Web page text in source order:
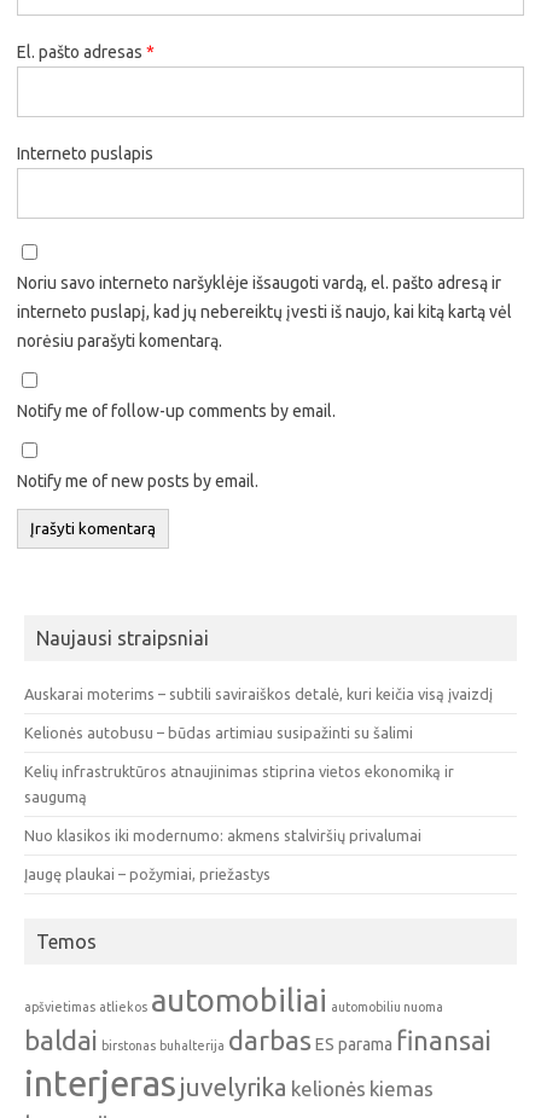
El. pašto adresas *
Interneto puslapis
Noriu savo interneto naršyklėje išsaugoti vardą, el. pašto adresą ir
interneto puslapį, kad jų nebereiktų įvesti iš naujo, kai kitą kartą vėl
norėsiu parašyti komentarą.
Notify me of follow-up comments by email.
Notify me of new posts by email.
Naujausi straipsniai
Auskarai moterims – subtili saviraiškos detalė, kuri keičia visą įvaizdį
Kelionės autobusu – būdas artimiau susipažinti su šalimi
Kelių infrastruktūros atnaujinimas stiprina vietos ekonomiką ir
saugumą
Nuo klasikos iki modernumo: akmens stalviršių privalumai
Įaugę plaukai – požymiai, priežastys
Temos
apšvietimas atliekos automobiliai automobiliu nuoma
baldai birstonas buhalterija darbas ES parama finansai
interjeras juvelyrika kelionės kiemas